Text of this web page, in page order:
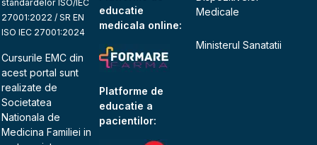
standardelor ISO/IEC
27001:2022 / SR EN
ISO IEC 27001:2024
Cursurile EMC din
acest portal sunt
realizate de
Societatea
Nationala de
Medicina Familiei in
educatie
medicala online:
Platforme de
educatie a
pacientilor:
Medicale
Ministerul Sanatatii